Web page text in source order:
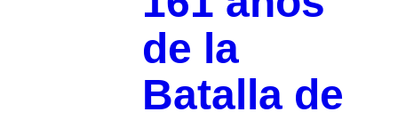
de la
Batalla de